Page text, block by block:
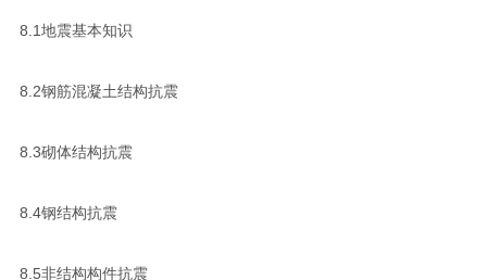
8.1地震基本知识
8.2钢筋混凝土结构抗震
8.3砌体结构抗震
8.4钢结构抗震
8.5非结构构件抗震